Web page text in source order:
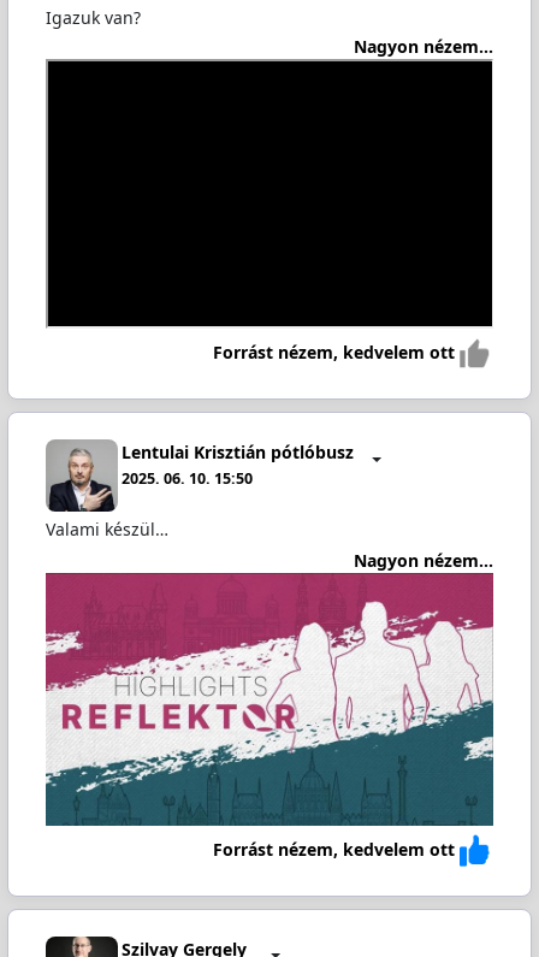
Igazuk van?
Nagyon nézem...
Forrást nézem, kedvelem ott
Lentulai Krisztián pótlóbusz
2025. 06. 10. 15:50
Valami készül…
Nagyon nézem...
Forrást nézem, kedvelem ott
Szilvay Gergely